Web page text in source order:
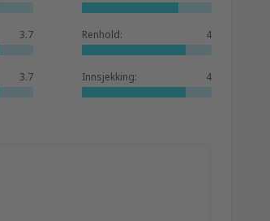
3.7 Renhold: 4
3.7 Innsjekking: 4